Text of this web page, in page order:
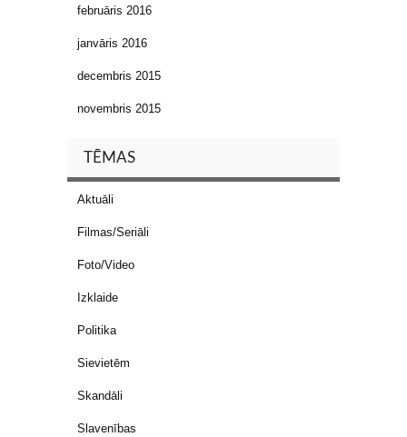
februāris 2016
janvāris 2016
decembris 2015
novembris 2015
TĒMAS
Aktuāli
Filmas/Seriāli
Foto/Video
Izklaide
Politika
Sievietēm
Skandāli
Slavenības